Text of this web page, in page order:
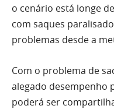
o cenário está longe
com saques
problemas desde a
Com o problema de
alegado desempenho
poderá ser